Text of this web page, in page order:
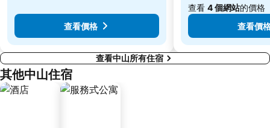
Flora Gardens
Song Yusheng Park
Airport Metro Station
查看價格
查看 4 個網站的價格
查看價
查看中山所有住宿
其他中山住宿